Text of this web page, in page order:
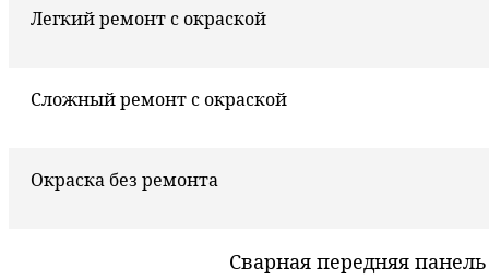
Легкий ремонт с окраской
Сложный ремонт с окраской
Окраска без ремонта
Сварная передняя панель